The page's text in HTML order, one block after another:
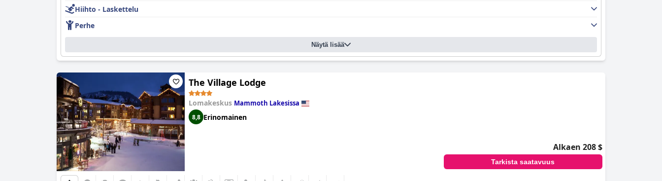
Hiihto - Laskettelu
Perhe
Näytä lisää
The Village Lodge
Lomakeskus Mammoth Lakesissa
8,8 Erinomainen
Alkaen 208 $
Tarkista saatavuus